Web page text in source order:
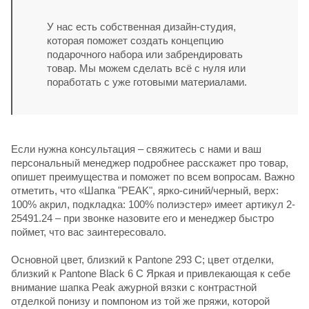
У нас есть собственная дизайн-студия,
которая поможет создать концепцию
подарочного набора или забрендировать
товар. Мы можем сделать всё с нуля или
поработать с уже готовыми материалами.
Если нужна консультация – свяжитесь с нами и ваш
персональный менеджер подробнее расскажет про товар,
опишет преимущества и поможет по всем вопросам. Важно
отметить, что «Шапка "PEAK", ярко-синий/черный, верх:
100% акрил, подкладка: 100% полиэстер» имеет артикул 2-
25491.24 – при звонке назовите его и менеджер быстро
поймет, что вас заинтересовало.
Основной цвет, близкий к Pantone 293 C; цвет отделки,
близкий к Pantone Black 6 C Яркая и привлекающая к себе
внимание шапка Peak ажурной вязки с контрастной
отделкой понизу и помпоном из той же пряжи, которой